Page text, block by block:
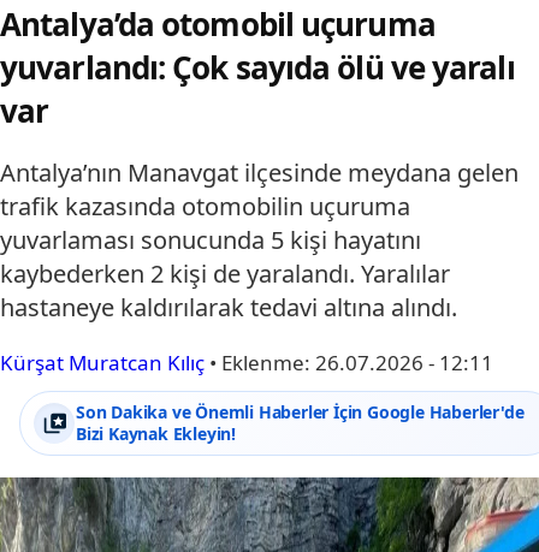
Antalya’da otomobil uçuruma
yuvarlandı: Çok sayıda ölü ve yaralı
var
Antalya’nın Manavgat ilçesinde meydana gelen
trafik kazasında otomobilin uçuruma
yuvarlaması sonucunda 5 kişi hayatını
kaybederken 2 kişi de yaralandı. Yaralılar
hastaneye kaldırılarak tedavi altına alındı.
Kürşat Muratcan Kılıç • Eklenme: 26.07.2026 - 12:11
Son Dakika ve Önemli Haberler İçin Google Haberler'de
Bizi Kaynak Ekleyin!